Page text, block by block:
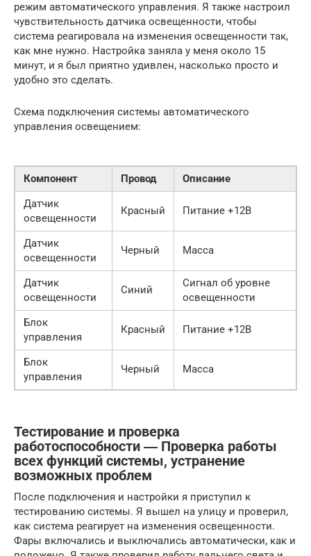
режим автоматического управления. Я также настроил
чувствительность датчика освещенности, чтобы
система реагировала на изменения освещенности так,
как мне нужно. Настройка заняла у меня около 15
минут, и я был приятно удивлен, насколько просто и
удобно это сделать.
Схема подключения системы автоматического
управления освещением:
Компонент Провод
Описание
Датчик
освещенности
Красный Питание +12В
Датчик
освещенности
Черный Масса
Датчик
освещенности
Синий
Сигнал об уровне
освещенности
Блок
управления
Красный Питание +12В
Блок
управления
Черный Масса
Тестирование и проверка
работоспособности ― Проверка работы
всех функций системы, устранение
возможных проблем
После подключения и настройки я приступил к
тестированию системы. Я вышел на улицу и проверил,
как система реагирует на изменения освещенности.
Фары включались и выключались автоматически, как и